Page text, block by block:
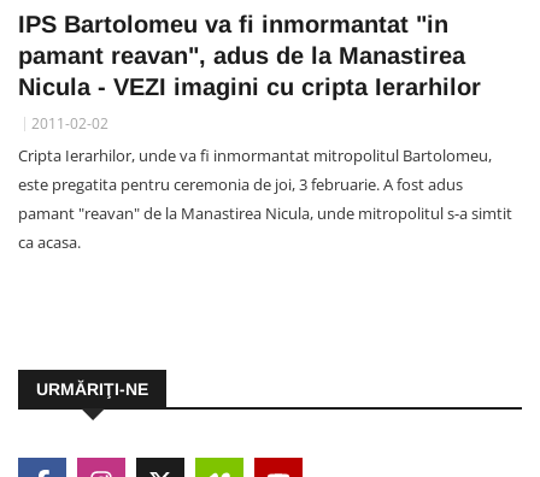
IPS Bartolomeu va fi inmormantat "in
pamant reavan", adus de la Manastirea
Nicula - VEZI imagini cu cripta Ierarhilor
2011-02-02
Cripta Ierarhilor, unde va fi inmormantat mitropolitul Bartolomeu,
este pregatita pentru ceremonia de joi, 3 februarie. A fost adus
pamant "reavan" de la Manastirea Nicula, unde mitropolitul s-a simtit
ca acasa.
URMĂRIŢI-NE